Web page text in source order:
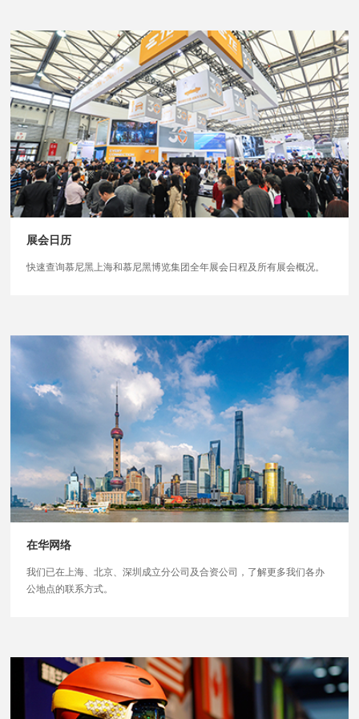
展会日历
快速查询慕尼黑上海和慕尼黑博览集团全年展会日程及所有展会概况。
在华网络
我们已在上海、北京、深圳成立分公司及合资公司，了解更多我们各办
公地点的联系方式。